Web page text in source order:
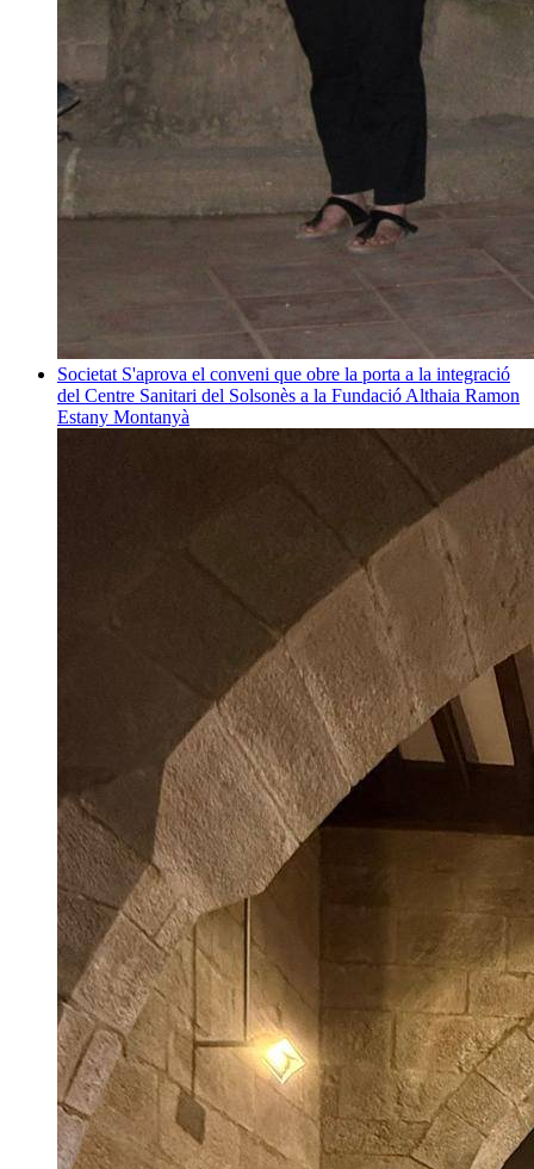
Societat S'aprova el conveni que obre la porta a la integració
del Centre Sanitari del Solsonès a la Fundació Althaia Ramon
Estany Montanyà